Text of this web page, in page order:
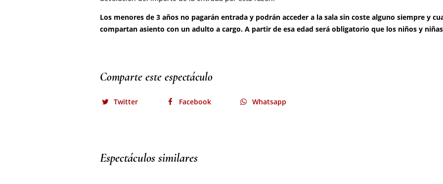
Comparte este espectáculo
Twitter Facebook Whatsapp
Espectáculos similares